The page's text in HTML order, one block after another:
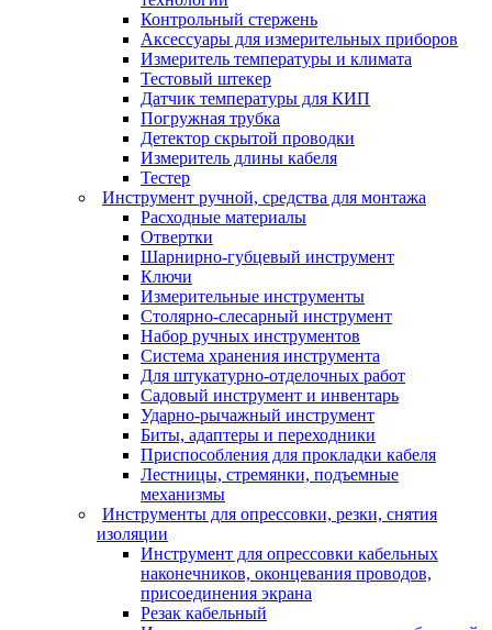
Контрольный стержень
Аксессуары для измерительных приборов
Измеритель температуры и климата
Тестовый штекер
Датчик температуры для КИП
Погружная трубка
Детектор скрытой проводки
Измеритель длины кабеля
Тестер
Инструмент ручной, средства для монтажа
Расходные материалы
Отвертки
Шарнирно-губцевый инструмент
Ключи
Измерительные инструменты
Столярно-слесарный инструмент
Набор ручных инструментов
Система хранения инструмента
Для штукатурно-отделочных работ
Садовый инструмент и инвентарь
Ударно-рычажный инструмент
Биты, адаптеры и переходники
Приспособления для прокладки кабеля
Лестницы, стремянки, подъемные
механизмы
Инструменты для опрессовки, резки, снятия
изоляции
Инструмент для опрессовки кабельных
наконечников, оконцевания проводов,
присоединения экрана
Резак кабельный